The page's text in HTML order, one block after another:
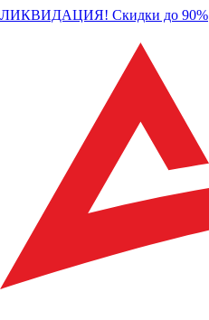
ЛИКВИДАЦИЯ! Скидки до 90%